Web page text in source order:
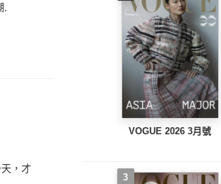
人物特刊第1期-風格
潮人物一月號／2018
第87期 真跡、手稿與
故事 60年代詩人──安
德昇藝術
，才
VOGUE 2026 3月號
3